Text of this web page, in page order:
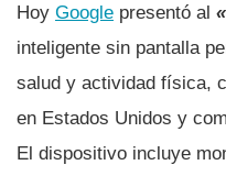
Hoy Google presentó al
inteligente sin pantalla
salud y actividad física,
en Estados Unidos y
El dispositivo incluye